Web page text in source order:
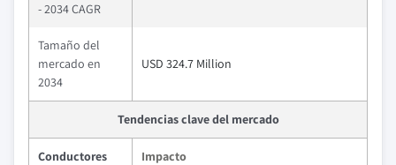
- 2034 CAGR
Tamaño del
mercado en
2034
USD 324.7 Million
Tendencias clave del mercado
Conductores Impacto